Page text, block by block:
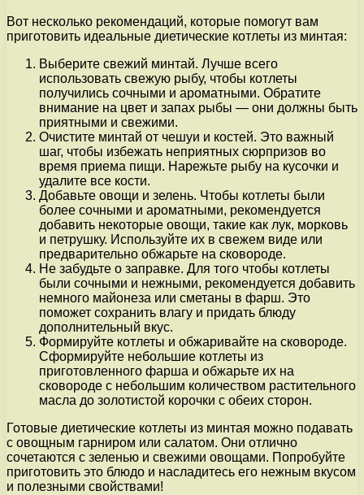
Вот несколько рекомендаций, которые помогут вам
приготовить идеальные диетические котлеты из минтая:
Выберите свежий минтай. Лучше всего
использовать свежую рыбу, чтобы котлеты
получились сочными и ароматными. Обратите
внимание на цвет и запах рыбы — они должны быть
приятными и свежими.
Очистите минтай от чешуи и костей. Это важный
шаг, чтобы избежать неприятных сюрпризов во
время приема пищи. Нарежьте рыбу на кусочки и
удалите все кости.
Добавьте овощи и зелень. Чтобы котлеты были
более сочными и ароматными, рекомендуется
добавить некоторые овощи, такие как лук, морковь
и петрушку. Используйте их в свежем виде или
предварительно обжарьте на сковороде.
Не забудьте о заправке. Для того чтобы котлеты
были сочными и нежными, рекомендуется добавить
немного майонеза или сметаны в фарш. Это
поможет сохранить влагу и придать блюду
дополнительный вкус.
Формируйте котлеты и обжаривайте на сковороде.
Сформируйте небольшие котлеты из
приготовленного фарша и обжарьте их на
сковороде с небольшим количеством растительного
масла до золотистой корочки с обеих сторон.
Готовые диетические котлеты из минтая можно подавать
с овощным гарниром или салатом. Они отлично
сочетаются с зеленью и свежими овощами. Попробуйте
приготовить это блюдо и насладитесь его нежным вкусом
и полезными свойствами!